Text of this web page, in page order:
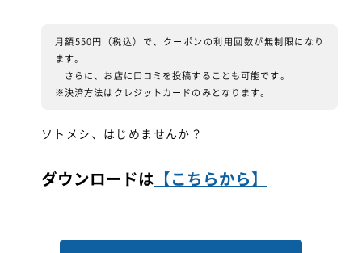
月額550円（税込）で、クーポンの利用回数が無制限になり
ます。
さらに、お店に口コミを投稿することも可能です。
※決済方法はクレジットカードのみとなります。
ソトメシ、はじめませんか？
ダウンロードは 【こちらから】